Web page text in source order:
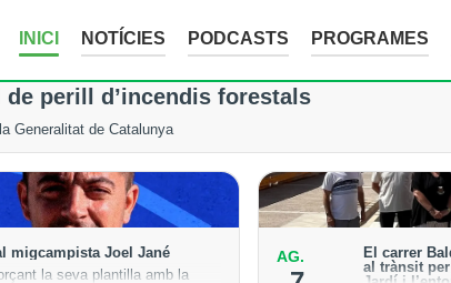
INICI NOTÍCIES PODCASTS PROGRAMES
nit deixa pedregades de fins a 7
els cultius del Segrià, la Noguera i l’Urgell no han sofert danys
de perill d’incendis forestals
Generalitat de Catalunya
migcampista Joel Jané
la seva plantilla amb la
AG.
El carrer
al trànsit